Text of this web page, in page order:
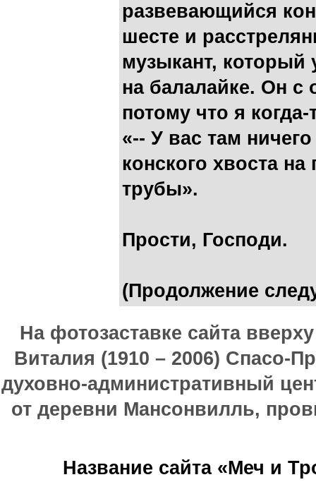
развевающийся
шесте и
музыкант, который
на балалайке. Он с
потому что я
«-- У вас там
конского хвоста
трубы».
Прости, Господи.
(Продолжение
На фотозаставке сайта
Виталия (1910 – 2006) Спасо-
духовно-административный
от деревни Мансонвилль,
Название сайта «Меч и